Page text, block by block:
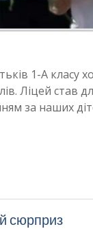
1-А класу
Ліцей став
за наших
сюрприз